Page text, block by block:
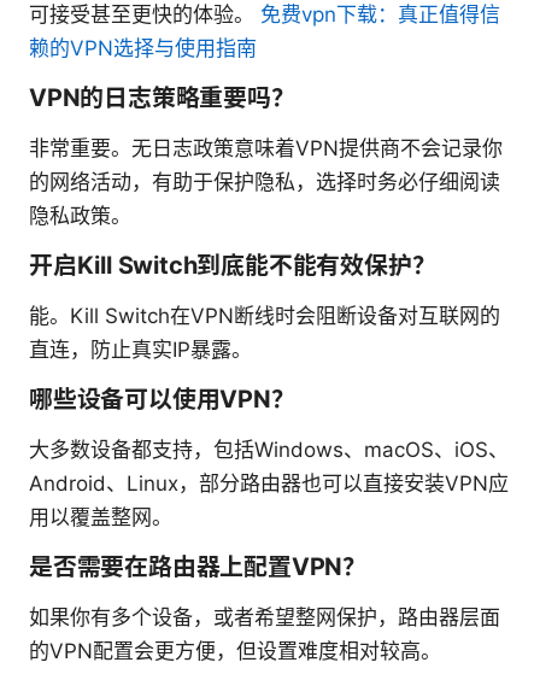
可接受甚至更快的体验。 免费vpn下载：真正值得信
赖的VPN选择与使用指南
VPN的日志策略重要吗？
非常重要。无日志政策意味着VPN提供商不会记录你
的网络活动，有助于保护隐私，选择时务必仔细阅读
隐私政策。
开启Kill Switch到底能不能有效保护？
能。Kill Switch在VPN断线时会阻断设备对互联网的
直连，防止真实IP暴露。
哪些设备可以使用VPN？
大多数设备都支持，包括Windows、macOS、iOS、
Android、Linux，部分路由器也可以直接安装VPN应
用以覆盖整网。
是否需要在路由器上配置VPN？
如果你有多个设备，或者希望整网保护，路由器层面
的VPN配置会更方便，但设置难度相对较高。